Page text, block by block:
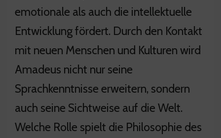
emotionale als auch die intellektuelle
Entwicklung fördert. Durch den Kontakt
mit neuen Menschen und Kulturen wird
Amadeus nicht nur seine
Sprachkenntnisse erweitern, sondern
auch seine Sichtweise auf die Welt.
Welche Rolle spielt die Philosophie des